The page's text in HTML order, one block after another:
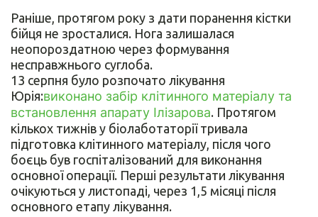
Раніше, протягом року з дати поранення кістки
бійця не зросталися. Нога залишалася
неопороздатною через формування
несправжнього суглоба.
13 серпня було розпочато лікування
Юрія:виконано забір клітинного матеріалу та
встановлення апарату Ілізарова. Протягом
кількох тижнів у біолаботаторії тривала
підготовка клітинного матеріалу, після чого
боєць був госпіталізований для виконання
основної операції. Перші результати лікування
очікуються у листопаді, через 1,5 місяці після
основного етапу лікування.